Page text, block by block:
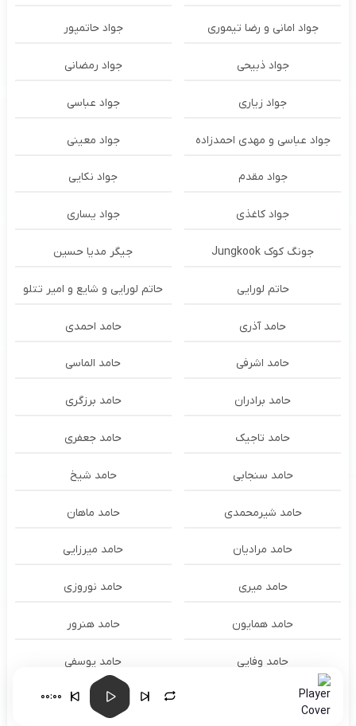
جواد امانی و رضا تیموری جواد حاتمپور
جواد ذبیحی جواد رمضانی
جواد زیاری جواد عباسی
جواد عباسی و مهدی احمدزاده جواد معینی
جواد مقدم جواد نکایی
جواد کاغذی جواد یساری
جونگ کوک Jungkook جیگر مدیا حسین
حاتم لورایی حاتم لورایی و شایع و امیر تتلو
حامد آذری حامد احمدی
حامد اشرفی حامد الماسی
حامد برادران حامد برزگری
حامد تاجیک حامد جعفری
حامد سنجابی حامد شیخ
حامد شیرمحمدی حامد ماهان
حامد مرادیان حامد میرزایی
حامد میری حامد نوروزی
حامد همایون حامد هنرور
حامد وفایی حامد یوسفی
حامیم 00:00